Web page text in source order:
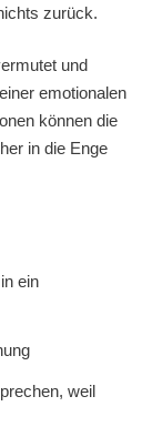
zurück.
und
emotionalen
können die
in die Enge
ein
weil